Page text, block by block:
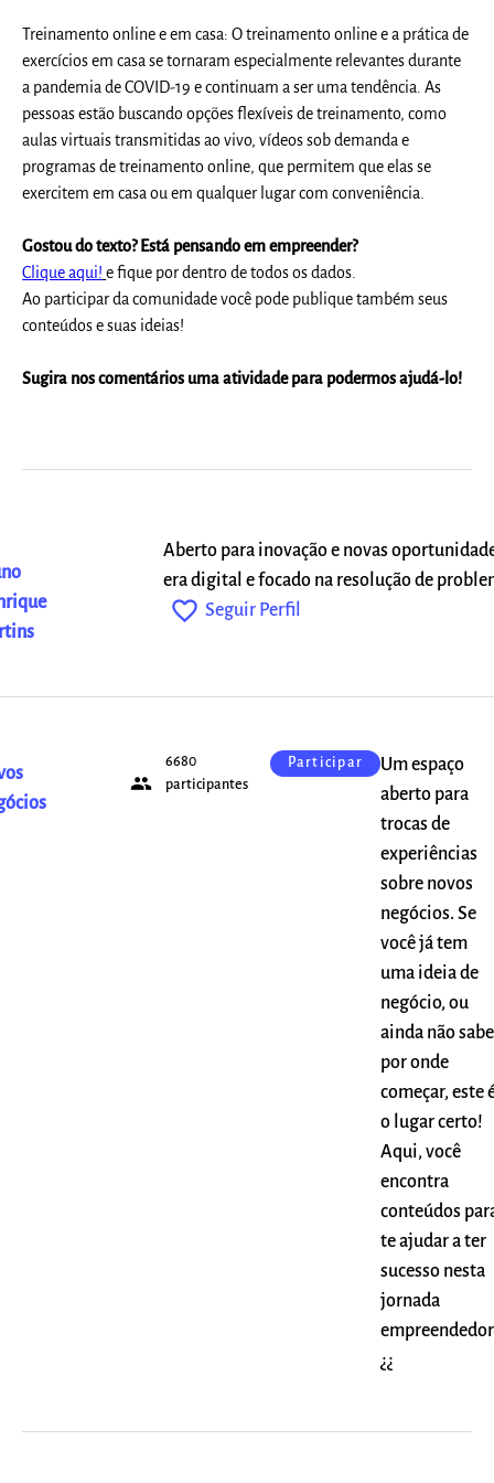
Treinamento online e em casa: O treinamento online e a prática de
exercícios em casa se tornaram especialmente relevantes durante
a pandemia de COVID-19 e continuam a ser uma tendência. As
pessoas estão buscando opções flexíveis de treinamento, como
aulas virtuais transmitidas ao vivo, vídeos sob demanda e
programas de treinamento online, que permitem que elas se
exercitem em casa ou em qualquer lugar com conveniência.
Gostou do texto? Está pensando em empreender?
Clique aqui! e fique por dentro de todos os dados.
Ao participar da comunidade você pode publique também seus
conteúdos e suas ideias!
Sugira nos comentários uma atividade para podermos ajudá-lo!
Aberto para inovação e novas
era digital e focado na resolução de
favorite_outline Seguir Perfil
people
6680
participantes
Participar
Um espaço
aberto para
trocas de
experiências
sobre novos
negócios. Se
você já tem
uma ideia de
negócio, ou
ainda não sabe
por onde
começar, este
o lugar certo!
Aqui, você
encontra
conteúdos
te ajudar a ter
sucesso nesta
jornada
¿¿